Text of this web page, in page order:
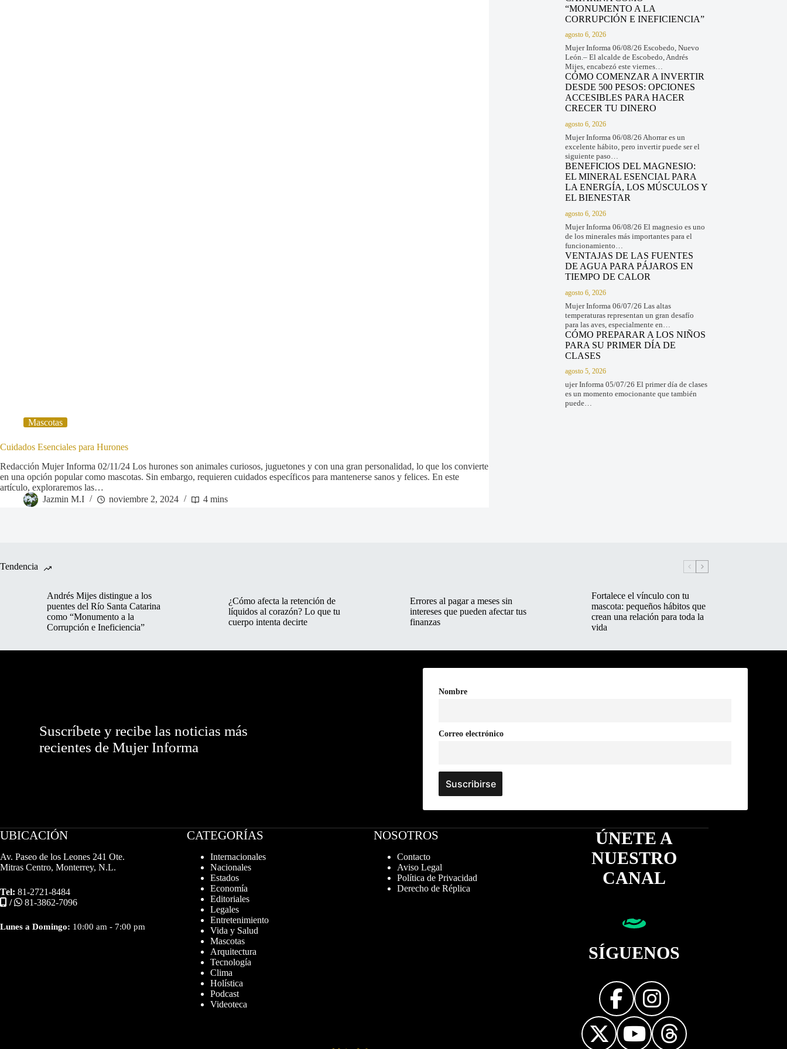
Mascotas
Cuidados Esenciales para Hurones
Redacción Mujer Informa 02/11/24 Los hurones son animales curiosos, juguetones y con una gran personalidad, lo que los convierte
en una opción popular como mascotas. Sin embargo, requieren cuidados específicos para mantenerse sanos y felices. En este
artículo, exploraremos las…
Jazmin M.I
noviembre 2, 2024 4 mins
“MONUMENTO A LA
CORRUPCIÓN E INEFICIENCIA”
agosto 6, 2026
Mujer Informa 06/08/26 Escobedo, Nuevo
León.– El alcalde de Escobedo, Andrés
Mijes, encabezó este viernes…
CÓMO COMENZAR A INVERTIR
DESDE 500 PESOS: OPCIONES
ACCESIBLES PARA HACER
CRECER TU DINERO
agosto 6, 2026
Mujer Informa 06/08/26 Ahorrar es un
excelente hábito, pero invertir puede ser el
siguiente paso…
BENEFICIOS DEL MAGNESIO:
EL MINERAL ESENCIAL PARA
LA ENERGÍA, LOS MÚSCULOS Y
EL BIENESTAR
agosto 6, 2026
Mujer Informa 06/08/26 El magnesio es uno
de los minerales más importantes para el
funcionamiento…
VENTAJAS DE LAS FUENTES
DE AGUA PARA PÁJAROS EN
TIEMPO DE CALOR
agosto 6, 2026
Mujer Informa 06/07/26 Las altas
temperaturas representan un gran desafío
para las aves, especialmente en…
CÓMO PREPARAR A LOS NIÑOS
PARA SU PRIMER DÍA DE
CLASES
agosto 5, 2026
ujer Informa 05/07/26 El primer día de clases
es un momento emocionante que también
puede…
Tendencia
Andrés Mijes distingue a los
puentes del Río Santa Catarina
como “Monumento a la
Corrupción e Ineficiencia”
¿Cómo afecta la retención de
líquidos al corazón? Lo que tu
cuerpo intenta decirte
Errores al pagar a meses sin
intereses que pueden afectar tus
finanzas
Fortalece el vínculo con tu
mascota: pequeños hábitos que
crean una relación para toda la
vida
Suscríbete y recibe las noticias más
recientes de Mujer Informa
Nombre
Correo electrónico
UBICACIÓN
Av. Paseo de los Leones 241 Ote.
Mitras Centro, Monterrey, N.L.
Tel: 81-2721-8484
/
81-3862-7096
Lunes a Domingo: 10:00 am - 7:00 pm
CATEGORÍAS
Internacionales
Nacionales
Estados
Economía
Editoriales
Legales
Entretenimiento
Vida y Salud
Mascotas
Arquitectura
Tecnología
Clima
Holística
Podcast
Videoteca
NOSOTROS
Contacto
Aviso Legal
Política de Privacidad
Derecho de Réplica
ÚNETE A
NUESTRO
CANAL
SÍGUENOS